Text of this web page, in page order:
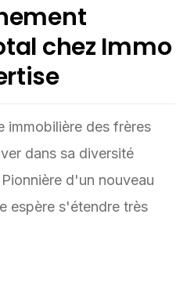
chez Immo
immobilière des frères
dans sa diversité
d'un nouveau
espère s'étendre très